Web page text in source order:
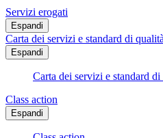
Servizi erogati
Espandi
Carta dei servizi e standard di qualità
Espandi
Carta dei servizi e standard di
Class action
Espandi